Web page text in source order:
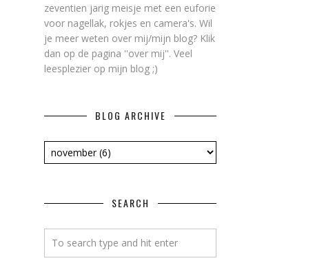
zeventien jarig meisje met een euforie
voor nagellak, rokjes en camera's. Wil
je meer weten over mij/mijn blog? Klik
dan op de pagina ''over mij''. Veel
leesplezier op mijn blog ;)
BLOG ARCHIVE
SEARCH